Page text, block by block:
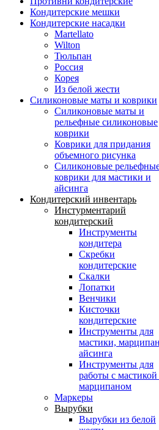
Кондитерские мешки
Кондитерские насадки
Martellato
Wilton
Тюльпан
Россия
Корея
Из белой жести
Силиконовые маты и коврики
Силиконовые маты и
рельефные силиконовые
коврики
Коврики для придания
объемного рисунка
Силиконовые
коврики для мастики и
айсинга
Кондитерский инвентарь
Инстурментарий
кондитерский
Инструменты
кондитера
Скребки
кондитерские
Скалки
Лопатки
Венчики
Кисточки
кондитерские
Инструменты для
мастики,
айсинга
Инструменты для
работы с мастикой
марципаном
Маркеры
Вырубки
Вырубки из белой